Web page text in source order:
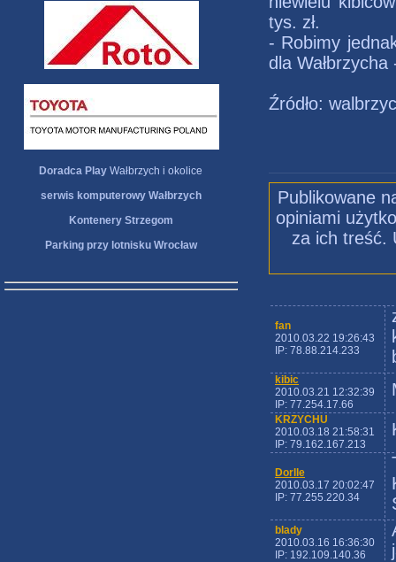
Doradca Play Wałbrzych i okolice
serwis komputerowy Wałbrzych
Kontenery Strzegom
Parking przy lotnisku Wrocław
tys. zł.
- Robimy
dla
Źródło:
Publikowane
opiniami
za ich treść.
fan
2010.03.22 19:26:43
IP: 78.88.214.233
kibic
2010.03.21 12:32:39
IP: 77.254.17.66
KRZYCHU
2010.03.18 21:58:31
IP: 79.162.167.213
Dorlle
2010.03.17 20:02:47
IP: 77.255.220.34
blady
2010.03.16 16:36:30
IP: 192.109.140.36